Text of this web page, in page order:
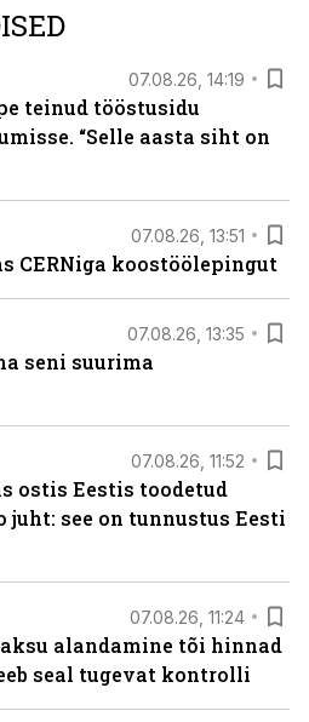
07.08.26, 14:19
teinud tööstusidu
“Selle aasta siht on
07.08.26, 13:51
CERNiga koostöölepingut
07.08.26, 13:35
seni suurima
07.08.26, 11:52
ostis Eestis toodetud
see on tunnustus Eesti
07.08.26, 11:24
alandamine tõi hinnad
seal tugevat kontrolli